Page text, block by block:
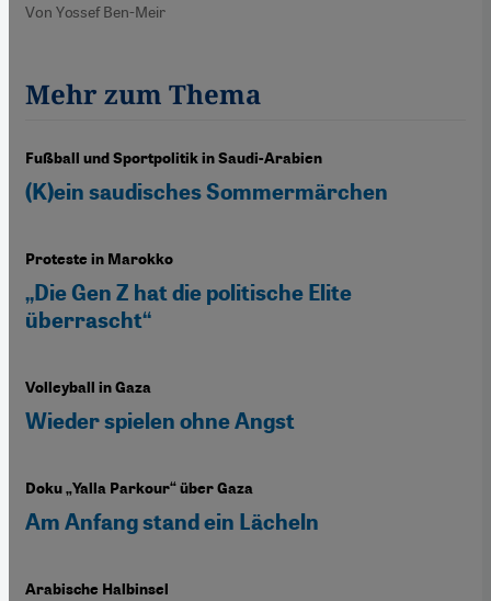
Von Yossef Ben-Meir
Mehr zum Thema
Fußball und Sportpolitik in Saudi-Arabien
(K)ein saudisches Sommermärchen
Proteste in Marokko
„Die Gen Z hat die politische Elite
überrascht“
Volleyball in Gaza
Wieder spielen ohne Angst
Doku „Yalla Parkour“ über Gaza
Am Anfang stand ein Lächeln
Arabische Halbinsel